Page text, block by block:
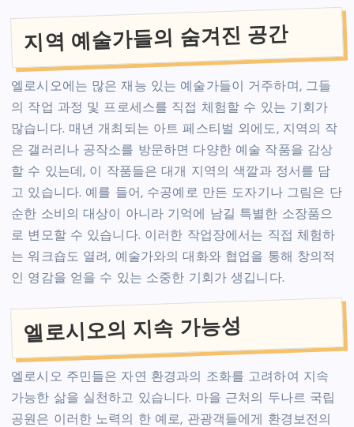
지역 예술가들의 숨겨진 공간
엘로시오에는 많은 재능 있는 예술가들이 거주하며, 그들
의 작업 과정 및 프로세스를 직접 체험할 수 있는 기회가
많습니다. 매년 개최되는 아트 페스티벌 외에도, 지역의 작
은 갤러리나 공작소를 방문하면 다양한 예술 작품을 감상
할 수 있는데, 이 작품들은 대개 지역의 색깔과 정서를 담
고 있습니다. 예를 들어, 수공예로 만든 도자기나 그림은 단
순한 소비의 대상이 아니라 기억에 남길 특별한 소장품으
로 변모할 수 있습니다. 이러한 작업장에서는 직접 체험하
는 워크숍도 열려, 예술가와의 대화와 협업을 통해 창의적
인 영감을 얻을 수 있는 소중한 기회가 생깁니다.
엘로시오의 지속 가능성
엘로시오 주민들은 자연 환경과의 조화를 고려하여 지속
가능한 삶을 실천하고 있습니다. 마을 근처의 두나르 국립
공원은 이러한 노력의 한 예로, 관광객들에게 환경보전의